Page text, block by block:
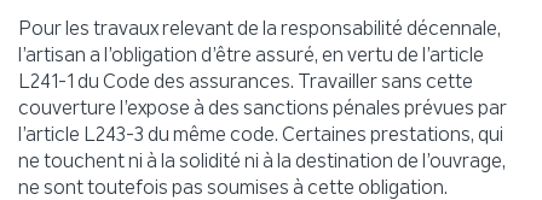
Pour les travaux relevant de la responsabilité décennale,
l’artisan a l’obligation d’être assuré, en vertu de l’article
L241-1 du Code des assurances. Travailler sans cette
couverture l’expose à des sanctions pénales prévues par
l’article L243-3 du même code. Certaines prestations, qui
ne touchent ni à la solidité ni à la destination de l’ouvrage,
ne sont toutefois pas soumises à cette obligation.